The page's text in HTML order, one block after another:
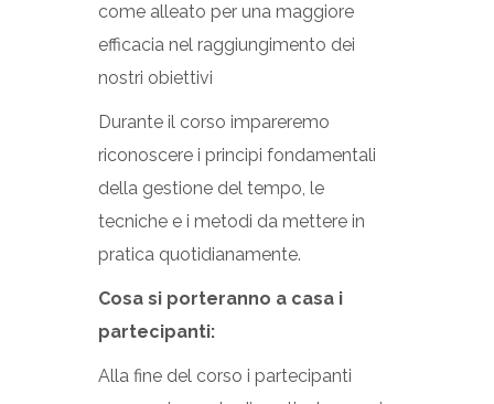
come alleato per una maggiore
efficacia nel raggiungimento dei
nostri obiettivi
Durante il corso impareremo
riconoscere i principi fondamentali
della gestione del tempo, le
tecniche e i metodi da mettere in
pratica quotidianamente.
Cosa si porteranno a casa i
partecipanti:
Alla fine del corso i partecipanti